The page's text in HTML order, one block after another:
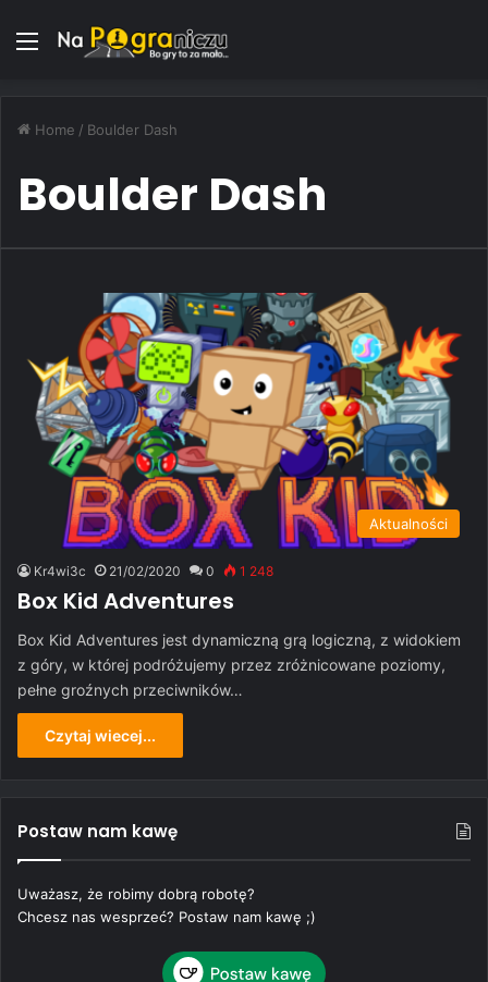
Menu
Home / Boulder Dash
Boulder Dash
Aktualności
Kr4wi3c 21/02/2020 0 1 248
Box Kid Adventures
Box Kid Adventures jest dynamiczną grą logiczną, z widokiem
z góry, w której podróżujemy przez zróżnicowane poziomy,
pełne groźnych przeciwników…
Czytaj wiecej...
Postaw nam kawę
Uważasz, że robimy dobrą robotę?
Chcesz nas wesprzeć? Postaw nam kawę ;)